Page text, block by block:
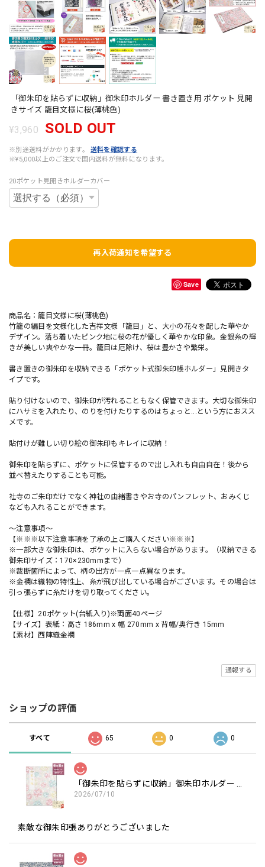
「御朱印を貼らずに収納」御朱印ホルダー 書き置き用 ポケット 見開
きサイズ 籠目文様に桜(薄桃色)
¥3,960 SOLD OUT
※別途送料がかかります。
送料を確認する
※¥5,000以上のご注文で国内送料が無料になります。
20ポケット見開きホルダーカバー
再入荷通知を希望する
Save
商品名：籠目文様に桜(薄桃色)
竹籠の編目を文様化した吉祥文様「籠目」と、大小の花々を配した華やか
デザイン。落ち着いたピンク地に桜の花が優しく華やかな印象。金銀糸の輝
きが美しい爽やかな一冊。籠目は厄除け、桜は豊かさや繁栄。
書き置きの御朱印を収納できる「ポケット式御朱印帳ホルダー」見開きタ
イプです。
貼り付けないので、御朱印が汚れることもなく保管できます。大切な御朱印
にハサミを入れたり、のりを付けたりするのはちょっと...という方におスス
メです。
貼付けが難しい切り絵の御朱印もキレイに収納！
御朱印を貼らずに、ポケットに保管するので出し入れも自由自在！後から
並べ替えたりすることも可能。
社寺のご朱印だけでなく神社の由緒書きやお寺のパンフレット、おみくじ
なども入れることができます。
～注意事項～
【※※※以下注意事項を了承の上ご購入ください※※※】
※一部大きな御朱印は、ポケットに入らない場合があります。（収納できる
御朱印サイズ：170×230mmまで）
※裁断箇所によって、柄の出方が一点一点異なります。
※金襴は織物の特性上、糸が飛び出している場合がございます。その場合は
引っ張らずに糸だけを切り取ってください。
【仕様】20ポケット(台紙入り)※両面40ページ
【サイズ】表紙：高さ 186mm x 幅 270mm x 背幅/奥行き 15mm
【素材】西陣織金襴
通報する
ショップの評価
すべて 65 0 0
「御朱印を貼らずに収納」御朱印ホルダー 書き置き用 ポケット 標準サイズ 淡色丸模様に桜(クリーム)
2026/07/10
素敵な御朱印張ありがとうございました